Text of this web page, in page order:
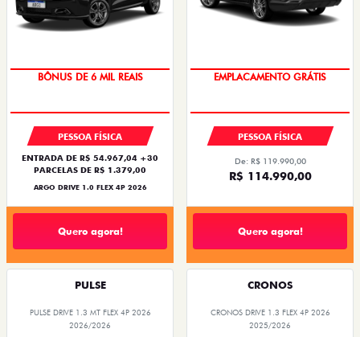
TAXA ZERO
ENTRADA DE R$ 54.967,04 +30
PARCELAS DE R$ 1.379,00
ARGO DRIVE 1.0 FLEX 4P 2026
Quero agora!
De: R$ 119.990,00
R$ 114.990,00
PULSE
PULSE DRIVE 1.3 MT FLEX 4P 2026
2026/2026
CRONOS
CRONOS DRIVE 1.3 FLEX 4P 2026
2025/2026